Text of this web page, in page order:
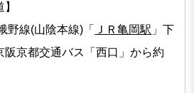
】
野線(山陰本線)「
ＪＲ亀岡駅 」下
京都交通バス「西口」から約